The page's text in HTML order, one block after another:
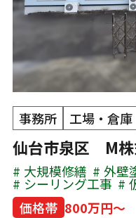
事務所 工場・倉庫
仙台市泉区 M株
大規模修繕 外壁
シーリング工事
価格帯 800万円～